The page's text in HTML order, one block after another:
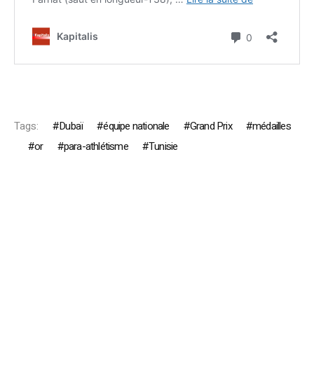
Tags: Dubaï équipe nationale Grand Prix
médailles
or
para-athlétisme Tunisie